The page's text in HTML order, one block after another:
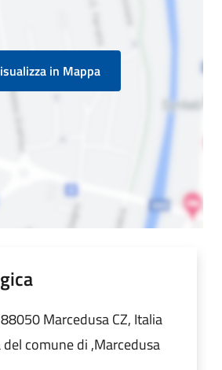
in Mappa
88050 Marcedusa CZ, Italia
del comune di ,Marcedusa